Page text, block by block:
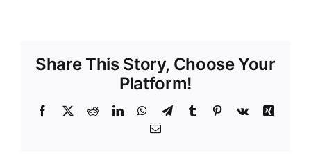
Share This Story, Choose Your
Platform!
Facebook
X RedditLinkedInWhatsApp
TelegramTumblr Pinterest
Vk
Xing
E-